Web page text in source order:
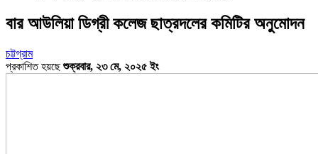
বার আউলিয়া ডিগ্রী কলেজ ছাত্রদলের কমিটির অনুমোদন
চট্টগ্রাম
প্রকাশিত হয়ছেশুক্রবার, ২৩ মে, ২০২৫ ইং